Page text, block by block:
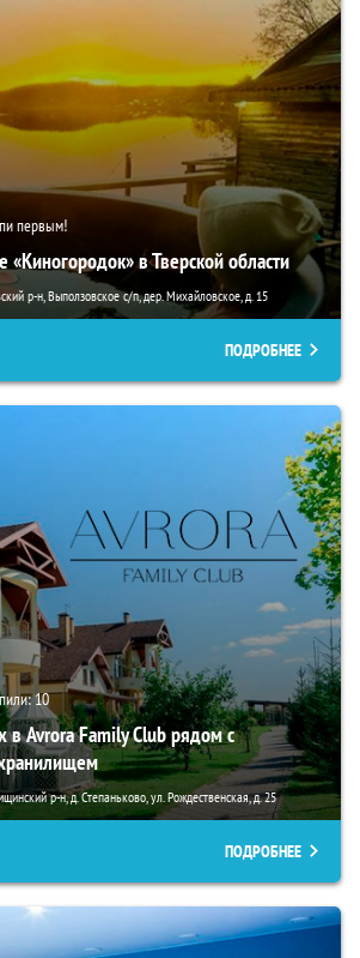
первым!
«Киногородок» в Тверской области
р-н, Выползовское с/п, дер. Михайловское, д. 15
ПОДРОБНЕЕ
10
Avrora Family Club рядом с
р-н, д. Степаньково, ул. Рождественская, д. 25
ПОДРОБНЕЕ